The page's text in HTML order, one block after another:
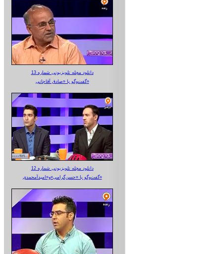
دانلود مجله تلویزیونی شماره 13
گفت‌وگو با «صادق آقاجانی»
دانلود مجله تلویزیونی شماره 12
گفت‌وگو با «حسن‌گرامی»و«امیدآمحمدی»